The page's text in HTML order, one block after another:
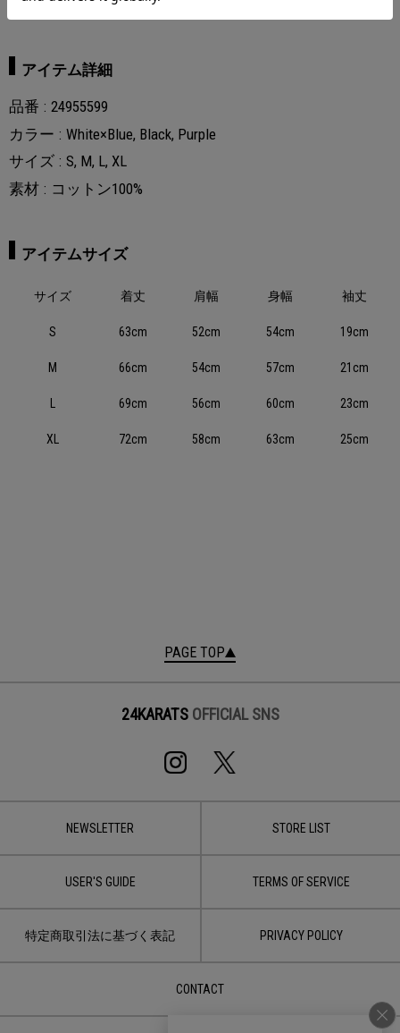
ーフィットTシャツ。
アイテム詳細
品番
24955599
カラー
White×Blue, Black, Purple
サイズ
S, M, L, XL
素材
コットン100%
アイテムサイズ
サイズ 着丈 肩幅 身幅 袖丈
S 63cm 52cm 54cm 19cm
M 66cm 54cm 57cm 21cm
69cm 56cm 60cm 23cm
XL 72cm 58cm 63cm 25cm
PAGE TOP
24KARATS OFFICIAL SNS
NEWSLETTER STORE LIST
USER'S GUIDE TERMS OF SERVICE
特定商取引法に基づく表記 PRIVACY POLICY
CONTACT